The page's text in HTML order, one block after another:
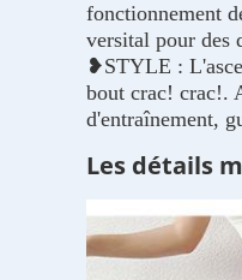
fonctionnement
versital pour des
❥STYLE :
bout crac! crac!.
d'entraînement,
Les détails